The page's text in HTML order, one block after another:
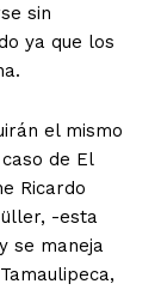
sin
ya que los
el mismo
de El
Ricardo
-esta
se maneja